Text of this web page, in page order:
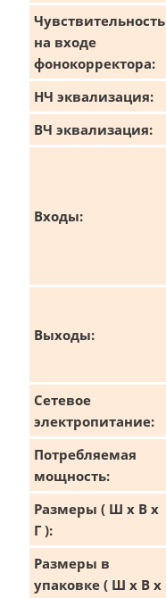
Чувствительность
на входе
фонокорректора:
НЧ эквализация:
ВЧ эквализация:
Входы:
Выходы:
Сетевое
электропитание:
Потребляемая
мощность:
Размеры ( Ш x В x
Г ):
Размеры в
упаковке ( Ш x В x